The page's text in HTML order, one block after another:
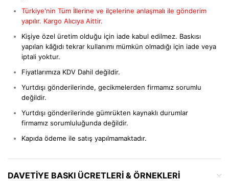
Türkiye'nin Tüm İllerine ve ilçelerine anlaşmalı ile gönderim
yapılır. Kargo Alıcıya Aittir.
Kişiye özel üretim olduğu için iade kabul edilmez. Baskısı
yapılan kâğıdı tekrar kullanımı mümkün olmadığı için iade veya
iptali yoktur.
Fiyatlarımıza KDV Dahil değildir.
Yurtdışı gönderilerinde, gecikmelerden firmamız sorumlu
değildir.
Yurtdışı gönderilerinde gümrükten kaynaklı durumlar
firmamız sorumluluğunda değildir.
Kapıda ödeme ile satış yapılmamaktadır.
DAVETIYE BASKI ÜCRETLERI & ÖRNEKLERI